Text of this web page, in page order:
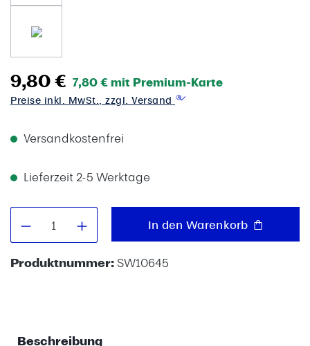
9,80 € 7,80 € mit Premium-Karte
Preise inkl. MwSt., zzgl. Versand
Versandkostenfrei
Lieferzeit 2-5 Werktage
Produkt Anzahl: Gib denIn den Warenkorb
Produktnummer:SW10645
Beschreibung